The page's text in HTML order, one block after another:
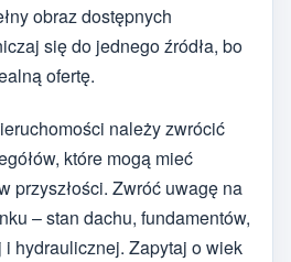
obraz dostępnych
się do jednego źródła, bo
ofertę.
należy zwrócić
które mogą mieć
przyszłości. Zwróć uwagę na
– stan dachu, fundamentów,
hydraulicznej. Zapytaj o wiek